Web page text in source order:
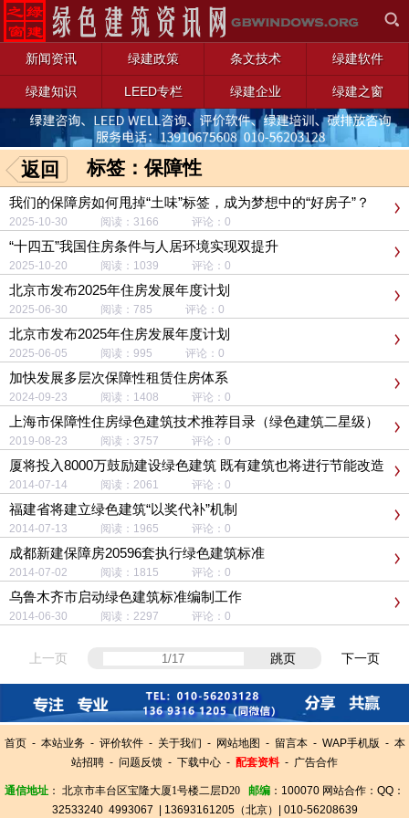
新闻资讯 绿建政策 条文技术 绿建软件
绿建知识 LEED专栏 绿建企业 绿建之窗
返回 标签：保障性
我们的保障房如何甩掉“土味”标签，成为梦想中的“好房子”？
2025-10-30 阅读：3166 评论：0
“十四五”我国住房条件与人居环境实现双提升
2025-10-20 阅读：1039 评论：0
北京市发布2025年住房发展年度计划
2025-06-30 阅读：785 评论：0
北京市发布2025年住房发展年度计划
2025-06-05 阅读：995 评论：0
加快发展多层次保障性租赁住房体系
2024-09-23 阅读：1408 评论：0
上海市保障性住房绿色建筑技术推荐目录（绿色建筑二星级）
2019-08-23 阅读：3757 评论：0
厦将投入8000万鼓励建设绿色建筑 既有建筑也将进行节能改造
2014-07-14 阅读：2061 评论：0
福建省将建立绿色建筑“以奖代补”机制
2014-07-13 阅读：1965 评论：0
成都新建保障房20596套执行绿色建筑标准
2014-07-02 阅读：1815 评论：0
乌鲁木齐市启动绿色建筑标准编制工作
2014-06-30 阅读：2297 评论：0
上一页 跳页 下一页
首页- 本站业务- 评价软件- 关于我们 - 网站地图 - 留言本- WAP手机版 - 本
站招聘 - 问题反馈 - 下载中心 - 配套资料 - 广告合作
通信地址 ： 北京市丰台区宝隆大厦1号楼二层D20 邮编 ：100070 网站合作 ： QQ：
32533240 4993067 | 13693161205（北京） | 010-56208639